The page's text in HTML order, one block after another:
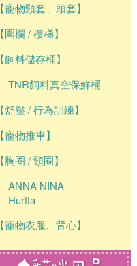
【寵物頸套、頭套】
【圍欄 / 樓梯】
【飼料儲存桶】
TNR飼料真空保鮮桶
【舒壓 / 行為訓練】
【寵物推車】
【胸圈 / 頸圈】
ANNA NINA
Hurtta
【寵物衣服、背心】